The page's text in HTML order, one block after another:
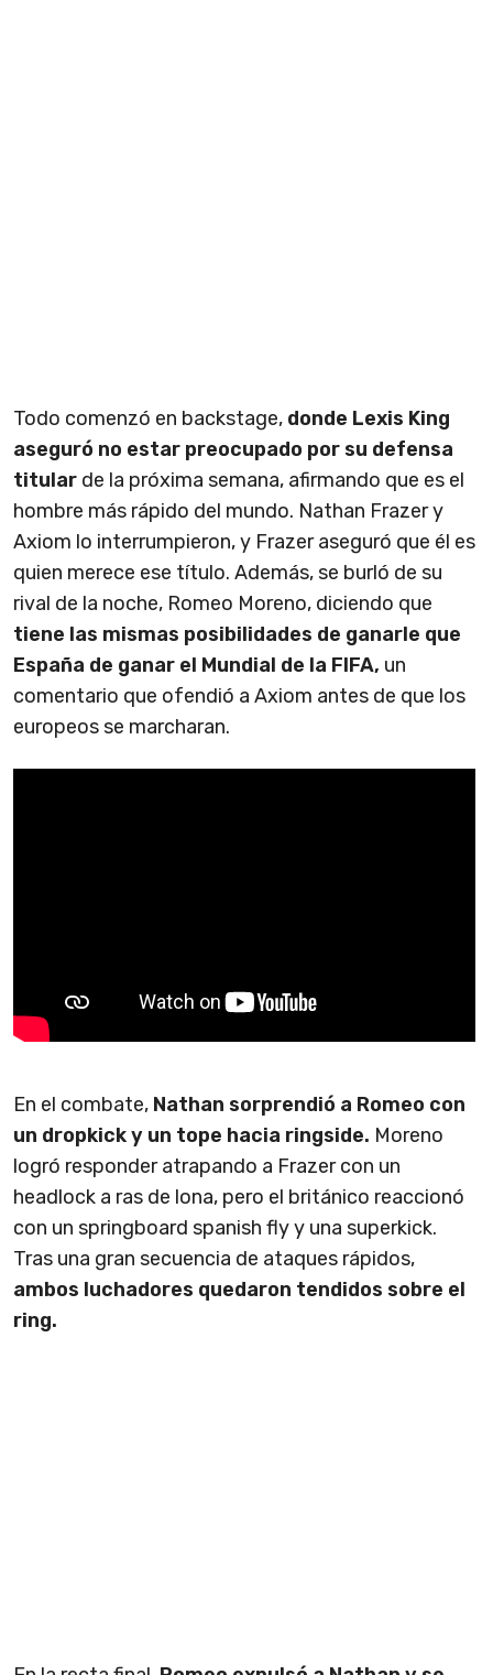
Todo comenzó en backstage, donde Lexis King
aseguró no estar preocupado por su defensa
titular de la próxima semana, afirmando que es el
hombre más rápido del mundo. Nathan Frazer y
Axiom lo interrumpieron, y Frazer aseguró que él es
quien merece ese título. Además, se burló de su
rival de la noche, Romeo Moreno, diciendo que
tiene las mismas posibilidades de ganarle que
España de ganar el Mundial de la FIFA, un
comentario que ofendió a Axiom antes de que los
europeos se marcharan.
En el combate, Nathan sorprendió a Romeo con
un dropkick y un tope hacia ringside. Moreno
logró responder atrapando a Frazer con un
headlock a ras de lona, pero el británico reaccionó
con un springboard spanish fly y una superkick.
Tras una gran secuencia de ataques rápidos,
ambos luchadores quedaron tendidos sobre el
ring.